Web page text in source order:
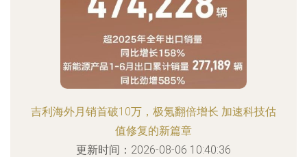
吉利海外月销首破10万，极氪翻倍增长 加速科技估
值修复的新篇章
更新时间：2026-08-06 10:40:36